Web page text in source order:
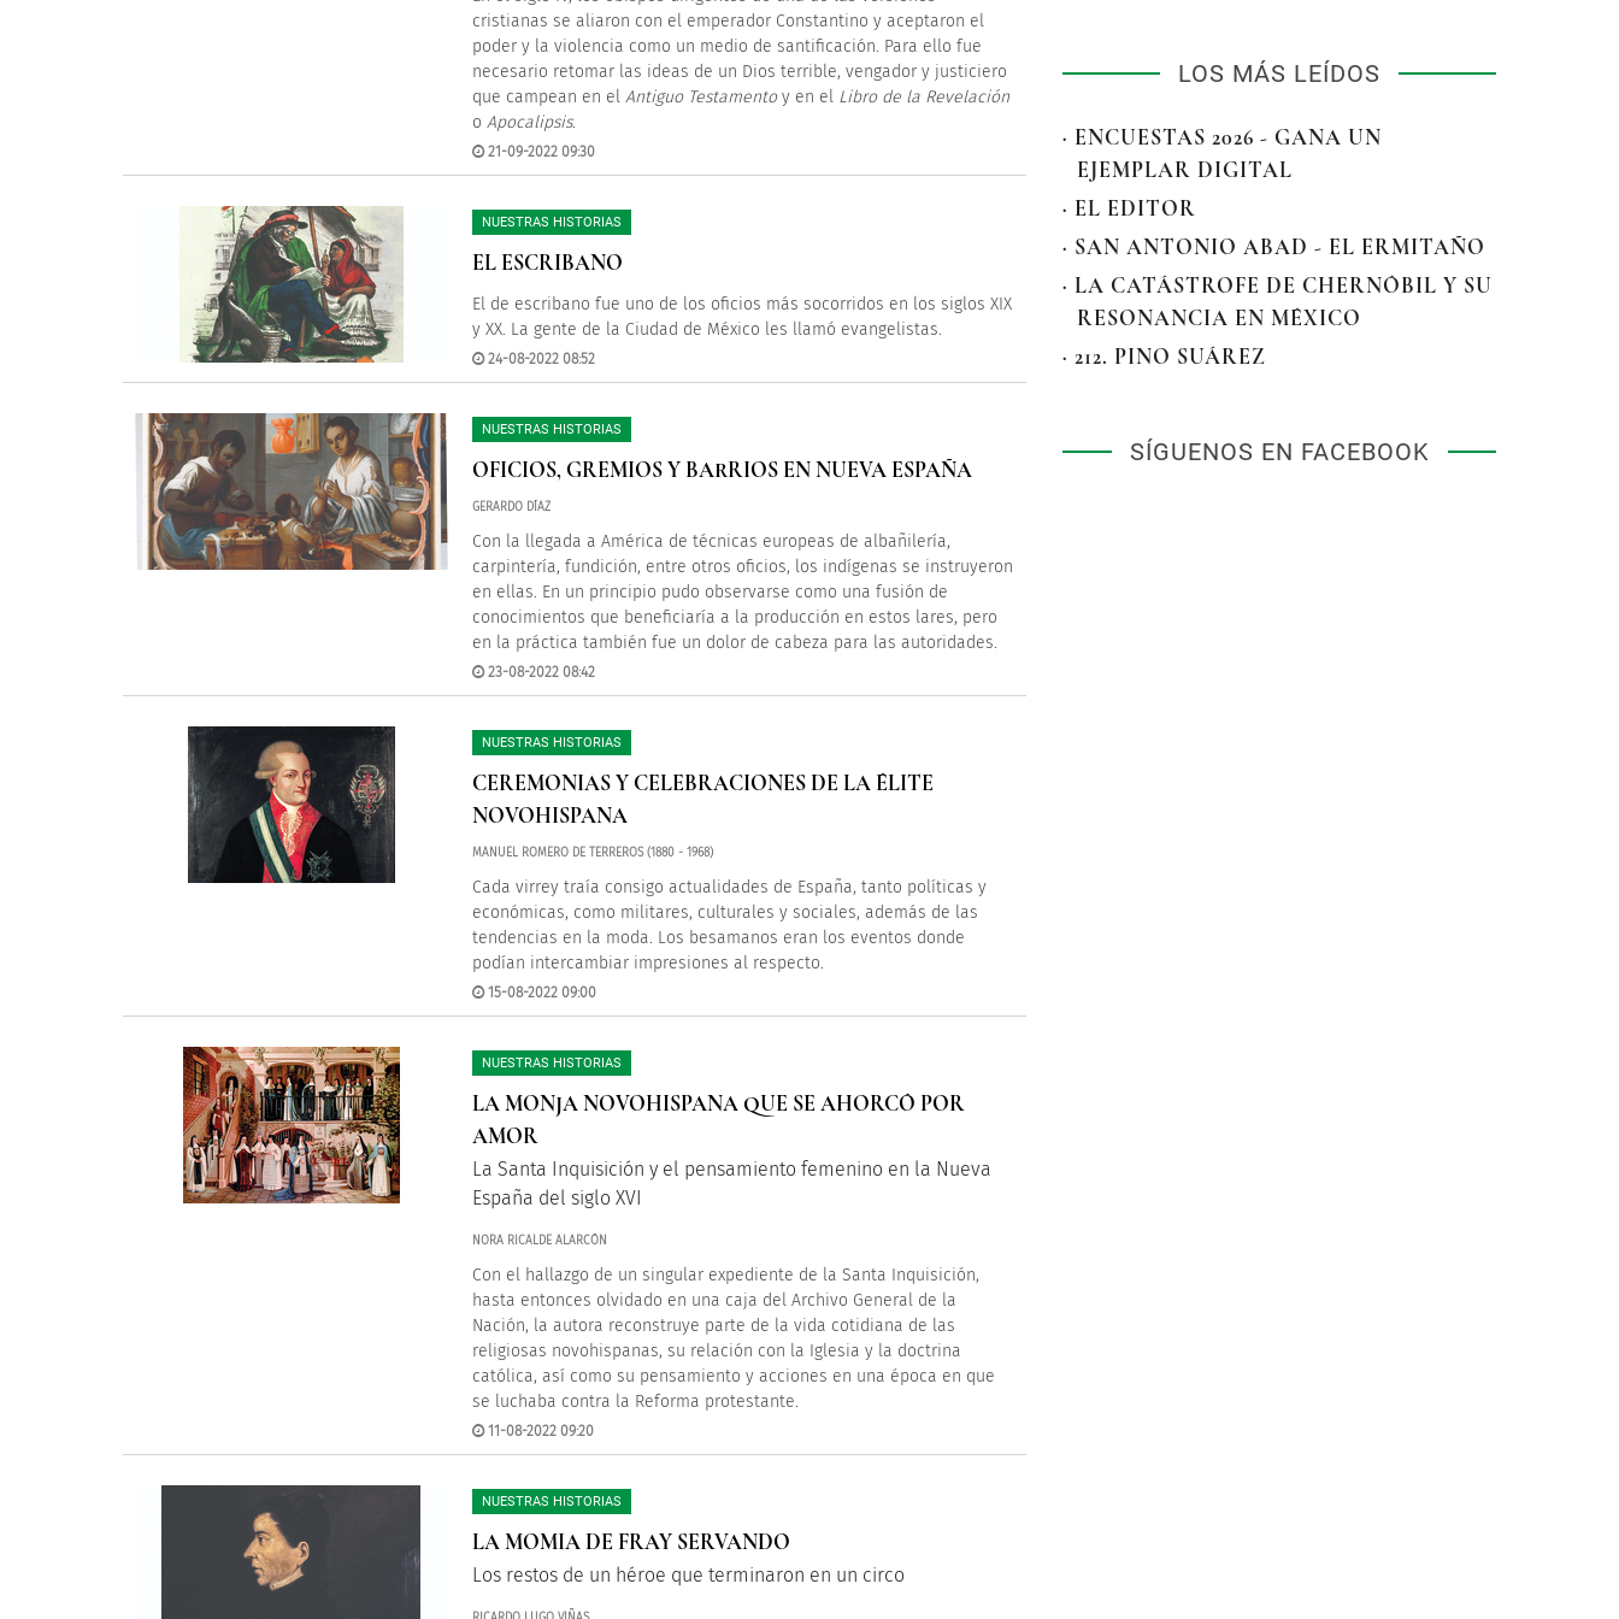
cristianas se aliaron con el emperador Constantino y aceptaron el
poder y la violencia como un medio de santificación. Para ello fue
necesario retomar las ideas de un Dios terrible, vengador y justiciero
que campean en el Antiguo Testamentoy en el Libro de la Revelación
o Apocalipsis.
21-09-2022 09:30
NUESTRAS HISTORIAS
EL ESCRIBANO
El de escribano fue uno de los oficios más socorridos en los siglos XIX
y XX. La gente de la Ciudad de México les llamó evangelistas.
24-08-2022 08:52
NUESTRAS HISTORIAS
OFICIOS, GREMIOS Y BARRIOS EN NUEVA ESPAÑA
GERARDO DÍAZ
Con la llegada a América de técnicas europeas de albañilería,
carpintería, fundición, entre otros oficios, los indígenas se instruyeron
en ellas. En un principio pudo observarse como una fusión de
conocimientos que beneficiaría a la producción en estos lares, pero
en la práctica también fue un dolor de cabeza para las autoridades.
23-08-2022 08:42
NUESTRAS HISTORIAS
CEREMONIAS Y CELEBRACIONES DE LA ÉLITE
NOVOHISPANA
MANUEL ROMERO DE TERREROS (1880 - 1968)
Cada virrey traía consigo actualidades de España, tanto políticas y
económicas, como militares, culturales y sociales, además de las
tendencias en la moda. Los besamanos eran los eventos donde
podían intercambiar impresiones al respecto.
15-08-2022 09:00
NUESTRAS HISTORIAS
LA MONJA NOVOHISPANA QUE SE AHORCÓ POR
AMOR
La Santa Inquisición y el pensamiento femenino en la Nueva
España del siglo XVI
NORA RICALDE ALARCÓN
Con el hallazgo de un singular expediente de la Santa Inquisición,
hasta entonces olvidado en una caja del Archivo General de la
Nación, la autora reconstruye parte de la vida cotidiana de las
religiosas novohispanas, su relación con la Iglesia y la doctrina
católica, así como su pensamiento y acciones en una época en que
se luchaba contra la Reforma protestante.
11-08-2022 09:20
NUESTRAS HISTORIAS
LA MOMIA DE FRAY SERVANDO
Los restos de un héroe que terminaron en un circo
LOS MÁS LEÍDOS
· ENCUESTAS 2026 - GANA UN
EJEMPLAR DIGITAL
· EL EDITOR
· SAN ANTONIO ABAD - EL ERMITAÑO
· LA CATÁSTROFE DE CHERNÓBIL Y SU
RESONANCIA EN MÉXICO
· 212. PINO SUÁREZ
SÍGUENOS EN FACEBOOK